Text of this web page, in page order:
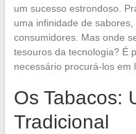
um sucesso estrondoso.
uma infinidade de
consumidores. Mas onde
tesouros da tecnologia? É
necessário procurá-los em
Os Tabacos:
Tradicional